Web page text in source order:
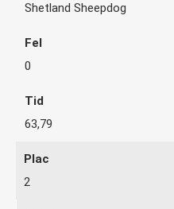
Shetland Sheepdog
0
63,79
2